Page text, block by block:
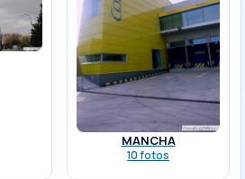
MANCHA
10 fotos